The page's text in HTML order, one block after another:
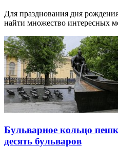
Для празднования дня
найти множество интересных
Бульварное кольцо
десять бульваров